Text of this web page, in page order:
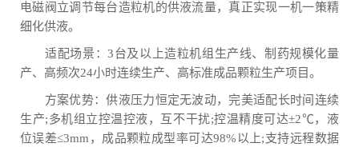
电磁阀立调节每台造粒机的供液流量，真正实现一机一策精
细化供液。
适配场景：3台及以上造粒机组生产线、制药规模化量
产、高频次24小时连续生产、高标准成品颗粒生产项目。
方案优势：供液压力恒定无波动，完美适配长时间连续
生产;多机组立控温控液，互不干扰;控温精度可达±2℃，液
位误差≤3mm，成品颗粒成型率可达98%以上;支持远程数据